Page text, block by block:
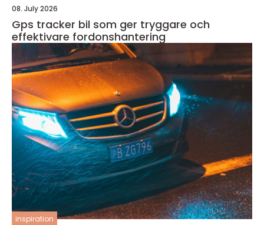
08. July 2026
Gps tracker bil som ger tryggare och
effektivare fordonshantering
inspiration